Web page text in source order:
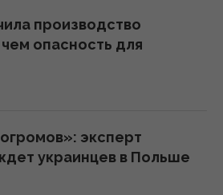
2026
сердца: кардиологи
2026
из КНДР, впервые сел за
производство
опасность для
эксперт
украинцев в Польше